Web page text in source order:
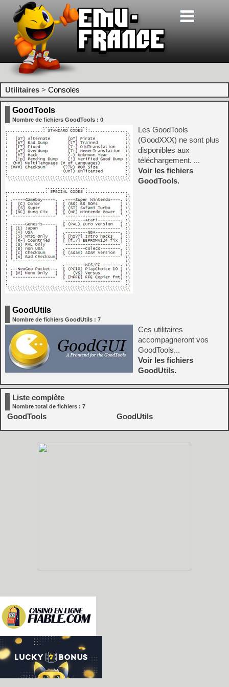
Utilitaires > Consoles
GoodTools
Nombre de fichiers GoodTools : 0
Les GoodTools
(GoodXXX) ne sont plus
disponibles aux
téléchargement. ...
Voir les fichiers
GoodTools.
GoodUtils
Nombre de fichiers GoodUtils : 7
Ces utilitaires
accompagneront vos
GoodTools...
Voir les fichiers
GoodUtils.
Liste complète
Nombre total de fichiers : 7
GoodTools GoodUtils